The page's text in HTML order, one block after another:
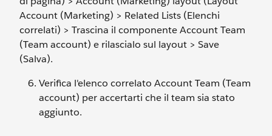
Account (Marketing) > Related Lists (Elenchi
correlati) > Trascina il componente Account Team
(Team account) e rilascialo sul layout > Save
(Salva).
Verifica l'elenco correlato Account Team (Team
account) per accertarti che il team sia stato
aggiunto.